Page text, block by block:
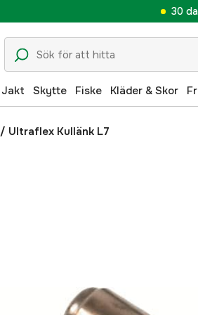
30
Jakt Skytte Fiske Kläder & Skor
/ Ultraflex Kullänk L7